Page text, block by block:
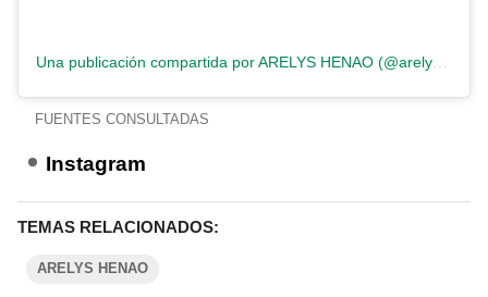
Una publicación compartida por ARELYS HENAO (@arelyshenao)
FUENTES CONSULTADAS
Instagram
TEMAS RELACIONADOS:
ARELYS HENAO